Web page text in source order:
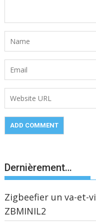
Dernièrement…
Zigbeefier un va-et-
ZBMINIL2